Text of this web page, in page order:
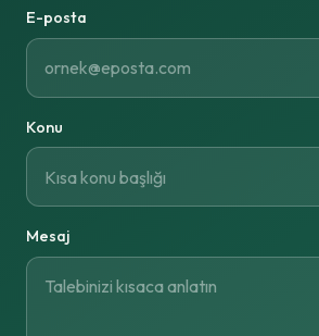
E-posta
Konu
Mesaj